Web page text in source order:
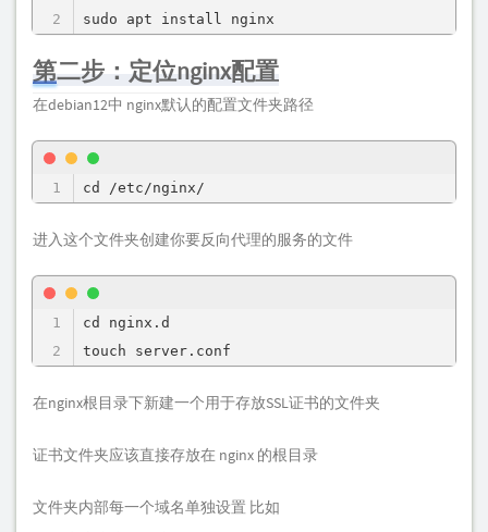
sudo apt install nginx
第二步：定位nginx配置
在debian12中 nginx默认的配置文件夹路径
cd /etc/nginx/
进入这个文件夹创建你要反向代理的服务的文件
cd nginx.d
touch server.conf
在nginx根目录下新建一个用于存放SSL证书的文件夹
证书文件夹应该直接存放在 nginx 的根目录
文件夹内部每一个域名单独设置 比如